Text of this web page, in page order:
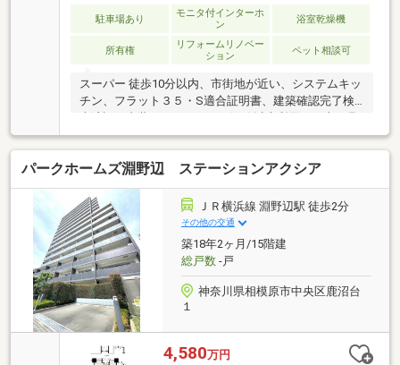
駐車場あり
モニタ付インターホ
ン
浴室乾燥機
所有権
リフォームリノベー
ション
ペット相談可
スーパー 徒歩10分以内、市街地が近い、システムキッ
チン、フラット３５・S適合証明書、建築確認完了検
える、浴室乾燥機、陽当り良好、全居室収納、駅まで
平坦、閑静な住宅地、ゲストルーム、シャワー付洗面
化粧台、対面式キッチン、セキュリティ充実、ワイド
バルコニー、フローリング張替、平面駐車場、オート
バス、温水洗浄便座、ＴＶモニタ付インターホン、リ
ノベーション、都市近郊、前面棟無、通風良好、全居
室フローリング、眺望良好、南西向き、ウォークイン
クローゼット、ペット相談、小学校 徒歩10分以内、平
坦地、エレベーター、宅配ボックス、駐輪場、可動間
仕切り、食器洗乾燥機、
パークホームズ淵野辺 ステーションアクシア
ＪＲ横浜線 淵野辺駅 徒歩2分
その他の交通
築18年2ヶ月/15階建
総戸数-戸
神奈川県相模原市中央区鹿沼台
１
4,580万円